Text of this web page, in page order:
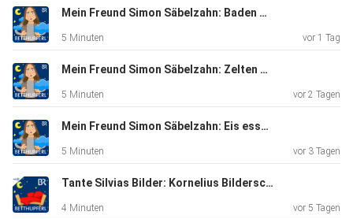
Mein Freund Simon Säbelzahn: Baden gehen | Eine Gute-Nacht-Geschichte ab 5 Jahren
5 Minuten vor 1 Tag
Mein Freund Simon Säbelzahn: Zelten gehen | Eine Gute-Nacht-Geschichte ab 5 Jahren
5 Minuten vor 2 Tagen
Mein Freund Simon Säbelzahn: Eis essen | Eine Gute-Nacht-Geschichte ab 5 Jahren
5 Minuten vor 3 Tagen
Tante Silvias Bilder: Kornelius Bilderschreck | Eine Gute-Nacht-Geschichte ab 5 Jahren / Mundart Oberfranken
4 Minuten vor 5 Tagen